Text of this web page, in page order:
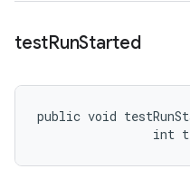
testRunStarted
public void
int